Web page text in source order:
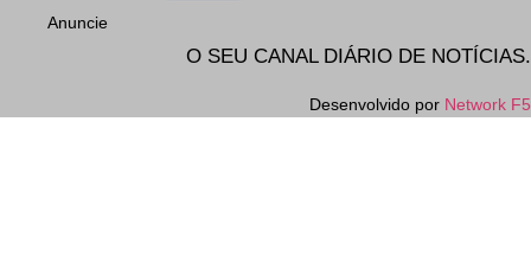
Anuncie
O SEU CANAL DIÁRIO DE NOTÍCIAS.
Desenvolvido por Network F5